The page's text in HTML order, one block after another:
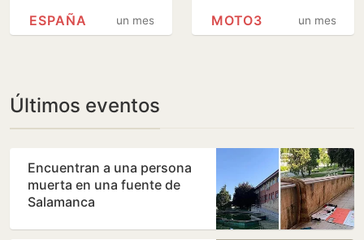
un mes
ESPAÑA un mes
MOTO3
Últimos eventos
Encuentran a una persona
muerta en una fuente de
Salamanca